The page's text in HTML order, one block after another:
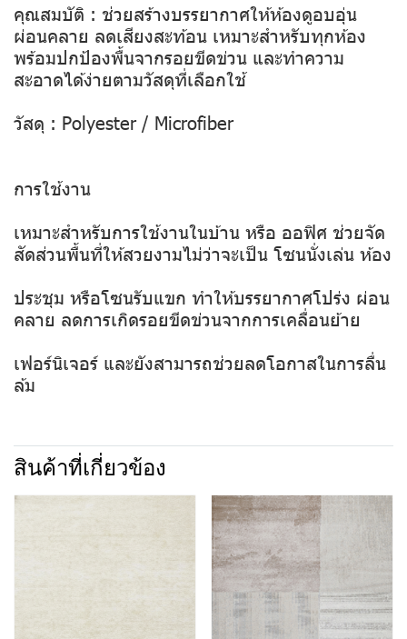
คุณสมบัติ : ช่วยสร้างบรรยากาศให้ห้องดูอบอุ่น
ผ่อนคลาย ลดเสียงสะท้อน เหมาะสำหรับทุกห้อง
พร้อมปกป้องพื้นจากรอยขีดข่วน และทำความ
สะอาดได้ง่ายตามวัสดุที่เลือกใช้
วัสดุ : Polyester / Microfiber
การใช้งาน
เหมาะสำหรับการใช้งานในบ้าน หรือ ออฟิศ ช่วยจัด
สัดส่วนพื้นที่ให้สวยงามไม่ว่าจะเป็น โซนนั่งเล่น ห้อง
ประชุม หรือโซนรับแขก ทำให้บรรยากาศโปร่ง ผ่อน
คลาย ลดการเกิดรอยขีดข่วนจากการเคลื่อนย้าย
เฟอร์นิเจอร์ และยังสามารถช่วยลดโอกาสในการลื่น
ล้ม
สินค้าที่เกี่ยวข้อง